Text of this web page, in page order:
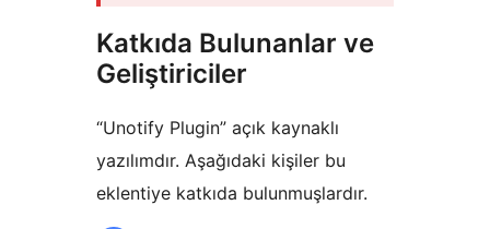
Katkıda Bulunanlar ve
Geliştiriciler
“Unotify Plugin” açık kaynaklı
yazılımdır. Aşağıdaki kişiler bu
eklentiye katkıda bulunmuşlardır.